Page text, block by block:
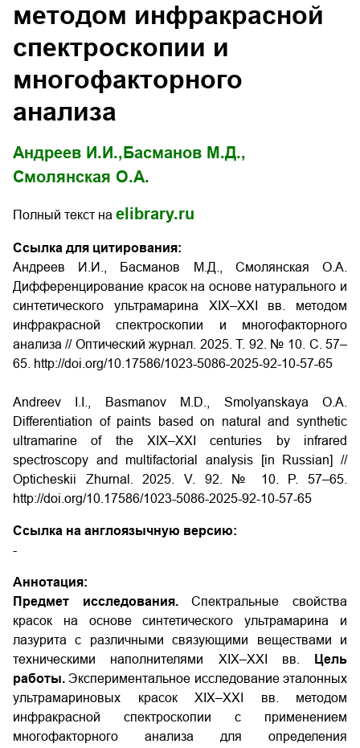
методом инфракрасной
спектроскопии и
многофакторного
анализа
Андреев И.И., Басманов М.Д.,
Смолянская О.А.
Полный текст на elibrary.ru
Ссылка для цитирования:
Андреев И.И., Басманов М.Д., Смолянская О.А.
Дифференцирование красок на основе натурального и
синтетического ультрамарина XIX–XXI вв. методом
инфракрасной спектроскопии и многофакторного
анализа // Оптический журнал. 2025. Т. 92. № 10. С. 57–
65. http://doi.org/10.17586/1023-5086-2025-92-10-57-65
Andreev I.I., Basmanov M.D., Smolyanskaya O.A.
Differentiation of paints based on natural and synthetic
ultramarine of the XIX–XXI centuries by infrared
spectroscopy and multifactorial analysis [in Russian] //
Opticheskii Zhurnal. 2025. V. 92. № 10. P. 57–65.
http://doi.org/10.17586/1023-5086-2025-92-10-57-65
Ссылка на англоязычную версию:
-
Аннотация:
Предмет исследования.Спектральные свойства
красок на основе синтетического ультрамарина и
лазурита с различными связующими веществами и
техническими наполнителями XIX–XXI вв.
Цель
работы. Экспериментальное исследование эталонных
ультрамариновых красок XIX–XXI вв. методом
инфракрасной спектроскопии с применением
многофакторного анализа для определения